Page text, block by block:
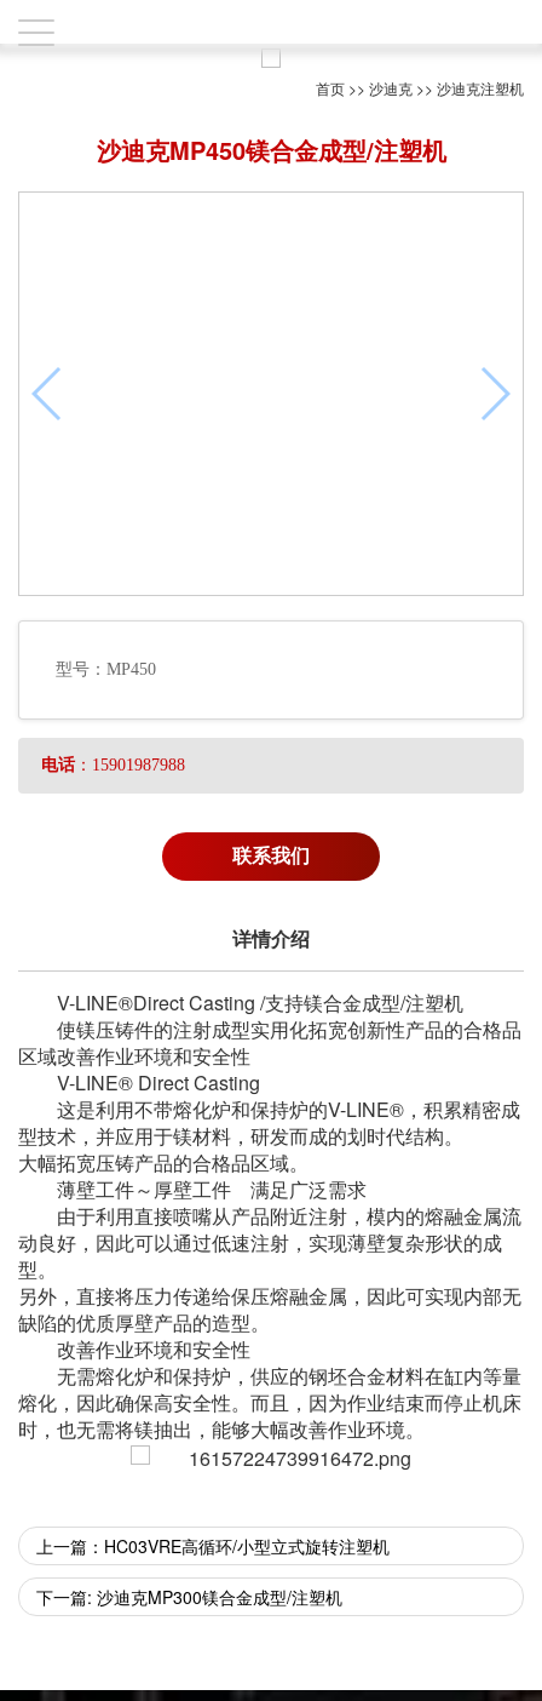
首页 >> 沙迪克 >> 沙迪克注塑机
沙迪克MP450镁合金成型/注塑机
型号：MP450
电话：15901987988
联系我们
详情介绍
V-LINE®Direct Casting /支持镁合金成型/注塑机
使镁压铸件的注射成型实用化拓宽创新性产品的合格品
区域改善作业环境和安全性
V-LINE® Direct Casting
这是利用不带熔化炉和保持炉的V-LINE®，积累精密成
型技术，并应用于镁材料，研发而成的划时代结构。
大幅拓宽压铸产品的合格品区域。
薄壁工件～厚壁工件 满足广泛需求
由于利用直接喷嘴从产品附近注射，模内的熔融金属流
动良好，因此可以通过低速注射，实现薄壁复杂形状的成
型。
另外，直接将压力传递给保压熔融金属，因此可实现内部无
缺陷的优质厚壁产品的造型。
改善作业环境和安全性
无需熔化炉和保持炉，供应的钢坯合金材料在缸内等量
熔化，因此确保高安全性。而且，因为作业结束而停止机床
时，也无需将镁抽出，能够大幅改善作业环境。
上一篇：HC03VRE高循环/小型立式旋转注塑机
下一篇: 沙迪克MP300镁合金成型/注塑机